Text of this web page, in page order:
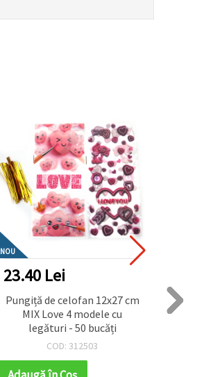
NOU
23.40 Lei
Pungiță de celofan 12x27 cm
MIX Love 4 modele cu
legături - 50 bucăți
COD: 312503
mixte